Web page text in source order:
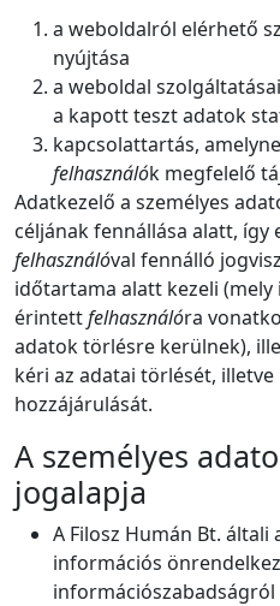
a weboldalról elérhető
nyújtása
a weboldal
a kapott teszt adatok
kapcsolattartás,
felhasználók megfelelő
Adatkezelő a személyes
céljának fennállása alatt,
felhasználóval fennálló
időtartama alatt kezeli (mely
érintettfelhasználóra
adatok törlésre kerülnek),
kéri az adatai törlését, illetve
hozzájárulását.
A személyes
jogalapja
A Filosz Humán Bt. általi
információs
információszabadságról